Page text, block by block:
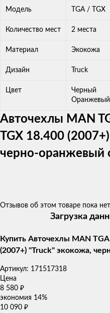
Модель TGA / TGX
Количество мест 2 места
Материал Экокожа
Дизайн Truck
Цвет
Черный
Оранжевый
Авточехлы MAN
TGX 18.400
черно-оранжевый
Отзывов об этом товаре пока
Загрузка
Купить Авточехлы MAN
(2007+) "Truck" экокожа,
Артикул: 171517318
Цена
8 580 ₽
экономия 14%
10 090 ₽